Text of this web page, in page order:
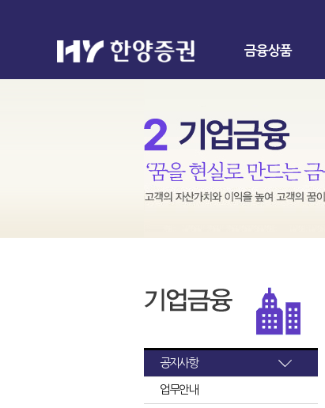
금융상품
공지사항
업무안내